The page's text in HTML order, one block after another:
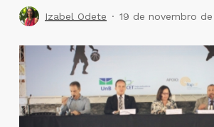
Izabel Odete 19 de novembro de